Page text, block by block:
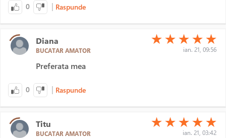
0 | Raspunde
Diana
BUCATAR AMATOR
(*)
★ (*)
★ (*)
★ (*)
★ (*)
★
ian. 21, 09:56
Preferata mea
0 | Raspunde
Titu
BUCATAR AMATOR
(*)
★ (*)
★ (*)
★ (*)
★ (*)
★
ian. 21, 03:42